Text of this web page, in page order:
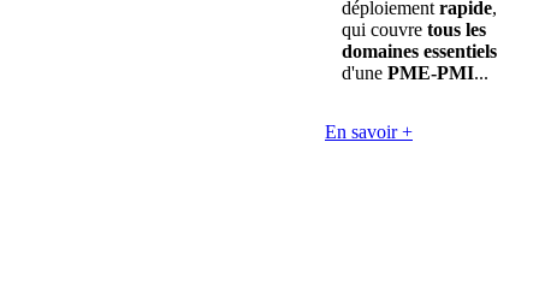
déploiement rapide,
qui couvre tous les
domaines essentiels
d'une PME-PMI...
En savoir +